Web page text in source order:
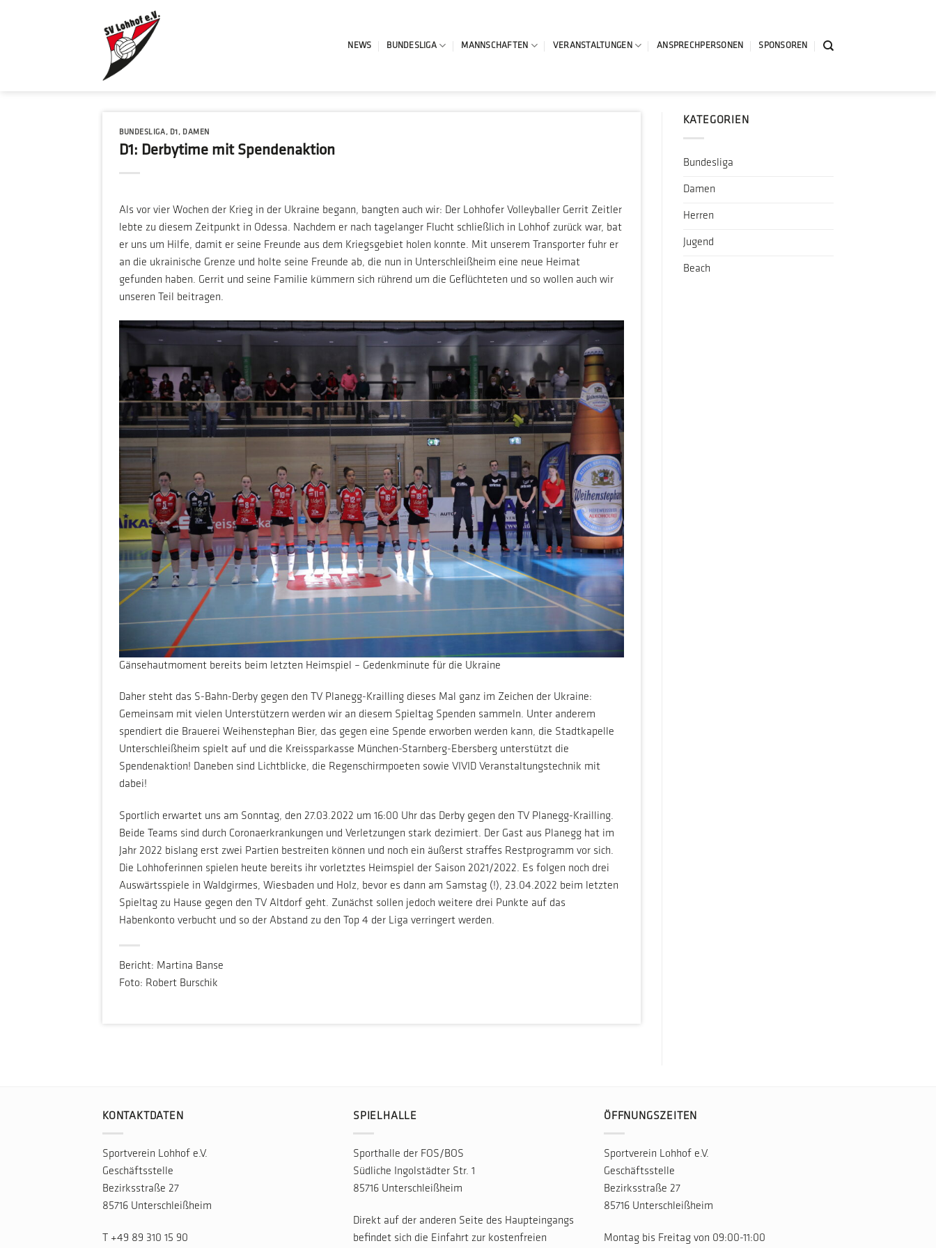
NEWS BUNDESLIGA MANNSCHAFTEN VERANSTALTUNGEN ANSPRECHPERSONEN SPONSOREN
BUNDESLIGA, D1 , DAMEN
D1: Derbytime mit Spendenaktion
Als vor vier Wochen der Krieg in der Ukraine begann, bangten auch wir: Der Lohhofer Volleyballer Gerrit Zeitler
lebte zu diesem Zeitpunkt in Odessa. Nachdem er nach tagelanger Flucht schließlich in Lohhof zurück war, bat
er uns um Hilfe, damit er seine Freunde aus dem Kriegsgebiet holen konnte. Mit unserem Transporter fuhr er
an die ukrainische Grenze und holte seine Freunde ab, die nun in Unterschleißheim eine neue Heimat
gefunden haben. Gerrit und seine Familie kümmern sich rührend um die Geflüchteten und so wollen auch wir
unseren Teil beitragen.
Gänsehautmoment bereits beim letzten Heimspiel – Gedenkminute für die Ukraine
Daher steht das S-Bahn-Derby gegen den TV Planegg-Krailling dieses Mal ganz im Zeichen der Ukraine:
Gemeinsam mit vielen Unterstützern werden wir an diesem Spieltag Spenden sammeln. Unter anderem
spendiert die Brauerei Weihenstephan Bier, das gegen eine Spende erworben werden kann, die Stadtkapelle
Unterschleißheim spielt auf und die Kreissparkasse München-Starnberg-Ebersberg unterstützt die
Spendenaktion! Daneben sind Lichtblicke, die Regenschirmpoeten sowie VIVID Veranstaltungstechnik mit
dabei!
Sportlich erwartet uns am Sonntag, den 27.03.2022 um 16:00 Uhr das Derby gegen den TV Planegg-Krailling.
Beide Teams sind durch Coronaerkrankungen und Verletzungen stark dezimiert. Der Gast aus Planegg hat im
Jahr 2022 bislang erst zwei Partien bestreiten können und noch ein äußerst straffes Restprogramm vor sich.
Die Lohhoferinnen spielen heute bereits ihr vorletztes Heimspiel der Saison 2021/2022. Es folgen noch drei
Auswärtsspiele in Waldgirmes, Wiesbaden und Holz, bevor es dann am Samstag (!), 23.04.2022 beim letzten
Spieltag zu Hause gegen den TV Altdorf geht. Zunächst sollen jedoch weitere drei Punkte auf das
Habenkonto verbucht und so der Abstand zu den Top 4 der Liga verringert werden.
Bericht: Martina Banse
Foto: Robert Burschik
KATEGORIEN
Bundesliga
Damen
Herren
Jugend
Beach
KONTAKTDATEN
Sportverein Lohhof e.V.
Geschäftsstelle
Bezirksstraße 27
85716 Unterschleißheim
+49 89 310 15 90
SPIELHALLE
Sporthalle der FOS/BOS
Südliche Ingolstädter Str. 1
85716 Unterschleißheim
Direkt auf der anderen Seite des Haupteingangs
befindet sich die Einfahrt zur kostenfreien
ÖFFNUNGSZEITEN
Sportverein Lohhof e.V.
Geschäftsstelle
Bezirksstraße 27
85716 Unterschleißheim
Montag bis Freitag von 09:00-11:00